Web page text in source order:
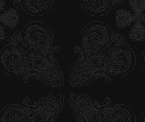
情報公開！！
】キャストリレーレポート
】キャストリレーレポート